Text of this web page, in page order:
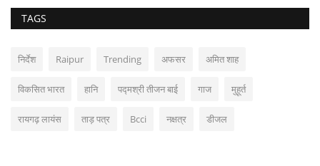
TAGS
निर्देश Raipur Trending अफसर अमित शाह
विकसित भारत हानि पद्मश्री तीजन बाई गाज मुहूर्त
रायगढ़ लायंस ताड़ पत्र Bcci नक्षत्र डीजल